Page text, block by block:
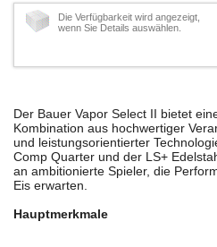
Die Verfügbarkeit wird angezeigt,
wenn Sie Details auswählen.
Der Bauer Vapor Select II bietet
Kombination aus hochwertiger
und leistungsorientierter
Comp Quarter und der LS+
an ambitionierte Spieler, die
Eis erwarten.
Hauptmerkmale